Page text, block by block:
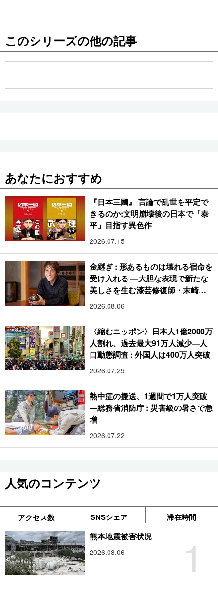
公式SNS
このシリーズの他の記事
あなたにおすすめ
『日本三國』 言論で乱世を平定で
きるのか:文明崩壊後の日本で「泰
平」目指す異色作
2026.07.15
金継ぎ : 形あるものは壊れる宿命を
受け入れる ―大胆な表現で新たな
美しさを生む漆芸修復師・末崎広
樹
2026.08.06
〈縮むニッポン〉日本人1億2000万
人割れ、過去最大91万人減少―人
口動態調査 : 外国人は400万人突破
2026.07.29
熱中症の搬送、1週間で1万人突破
―総務省消防庁 : 災害級の暑さで急
増
2026.07.22
人気のコンテンツ
アクセス数 SNSシェア 滞在時間
1
熊本地震被害状況
2026.08.06